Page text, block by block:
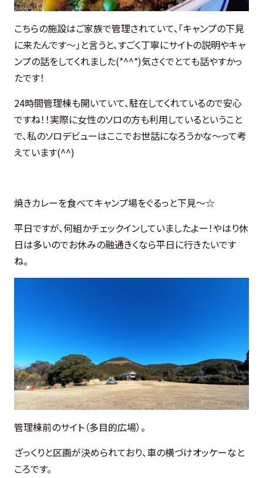
こちらの施設はご家族で管理されていて、「キャンプの下見
に来たんです～」と言うと、すごく丁寧にサイトの説明やキャ
ンプの話をしてくれました(*^^*)気さくでとても話やすかっ
たです！
24時間管理棟も開いていて、駐在してくれているので安心
ですね！！実際に女性のソロの方も利用しているということ
で、私のソロデビューはここでお世話になろうかな～って考
えています(^^)
焼きカレーを食べてキャンプ場をぐるっと下見～☆
平日ですが、何組かチェックインしていましたよー！やはり休
日は多いのでお休みの融通きくなら平日に行きたいです
ね。
管理棟前のサイト（多目的広場）。
ざっくりと区画が決められており、車の横づけオッケーなと
ころです。